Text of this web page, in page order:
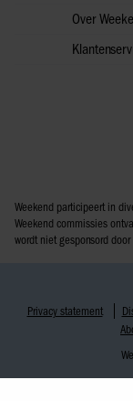
Over
Weekend participeert in
Weekend commissies
wordt niet gesponsord
Privacy statement